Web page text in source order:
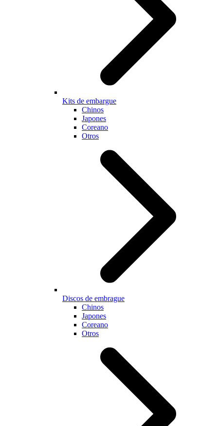
Kits de embargue
Chinos
Japones
Coreano
Otros
Discos de embrague
Chinos
Japones
Coreano
Otros